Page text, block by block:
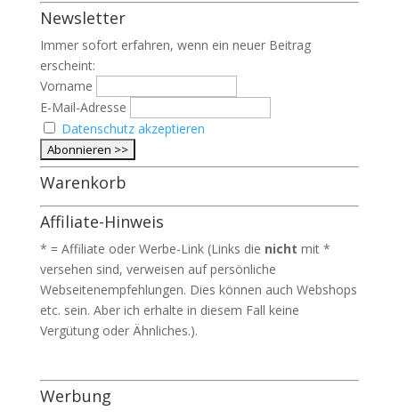
nach:
Newsletter
Immer sofort erfahren, wenn ein neuer Beitrag
erscheint:
Vorname
E-Mail-Adresse
Datenschutz akzeptieren
Warenkorb
Affiliate-Hinweis
* = Affiliate oder Werbe-Link (Links die nicht mit *
versehen sind, verweisen auf persönliche
Webseitenempfehlungen. Dies können auch Webshops
etc. sein. Aber ich erhalte in diesem Fall keine
Vergütung oder Ähnliches.).
Werbung